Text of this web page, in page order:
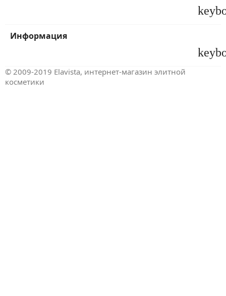
Информация
© 2009-2019 Elavista, интернет-магазин элитной
косметики